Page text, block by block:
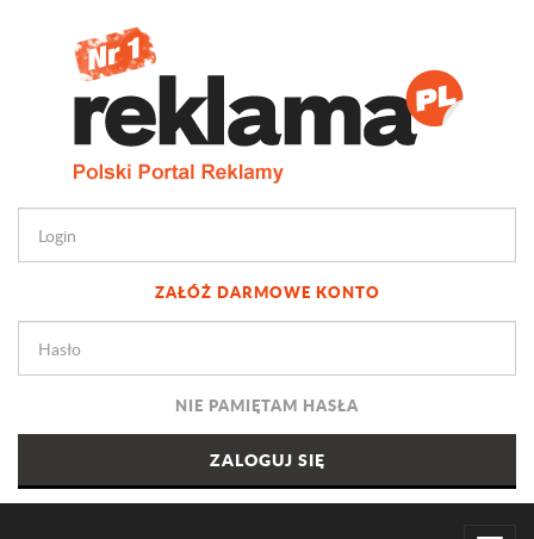
ZAŁÓŻ DARMOWE KONTO
NIE PAMIĘTAM HASŁA